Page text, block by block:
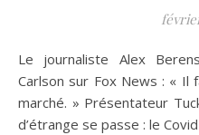
Le journaliste Alex Berenson, à l’émission de Tucker
Carlson sur Fox News : « Il
marché. » Présentateur
d’étrange se passe : le